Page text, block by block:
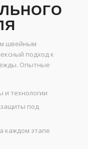
швейным
подход к
Опытные
технологии
под
каждом этапе